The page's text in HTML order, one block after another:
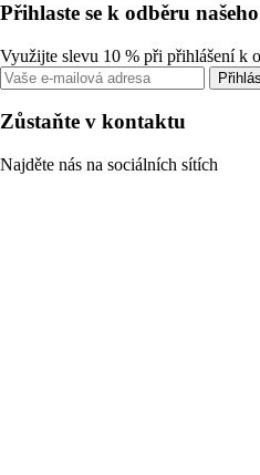
Přihlaste se k odběru
Využijte slevu 10 % při přihlášení k
Zůstaňte v kontaktu
Najděte nás na sociálních sítích